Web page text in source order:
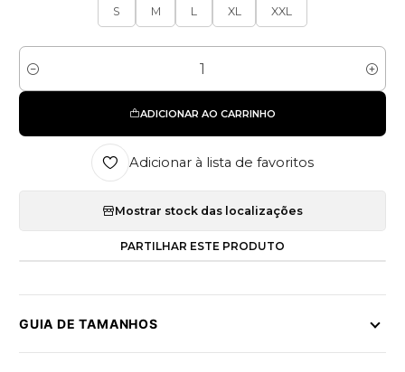
S
M L XL XXL
Quantidade
ADICIONAR AO CARRINHO
Adicionar à lista de favoritos
Mostrar stock das localizações
PARTILHAR ESTE PRODUTO
GUIA DE TAMANHOS